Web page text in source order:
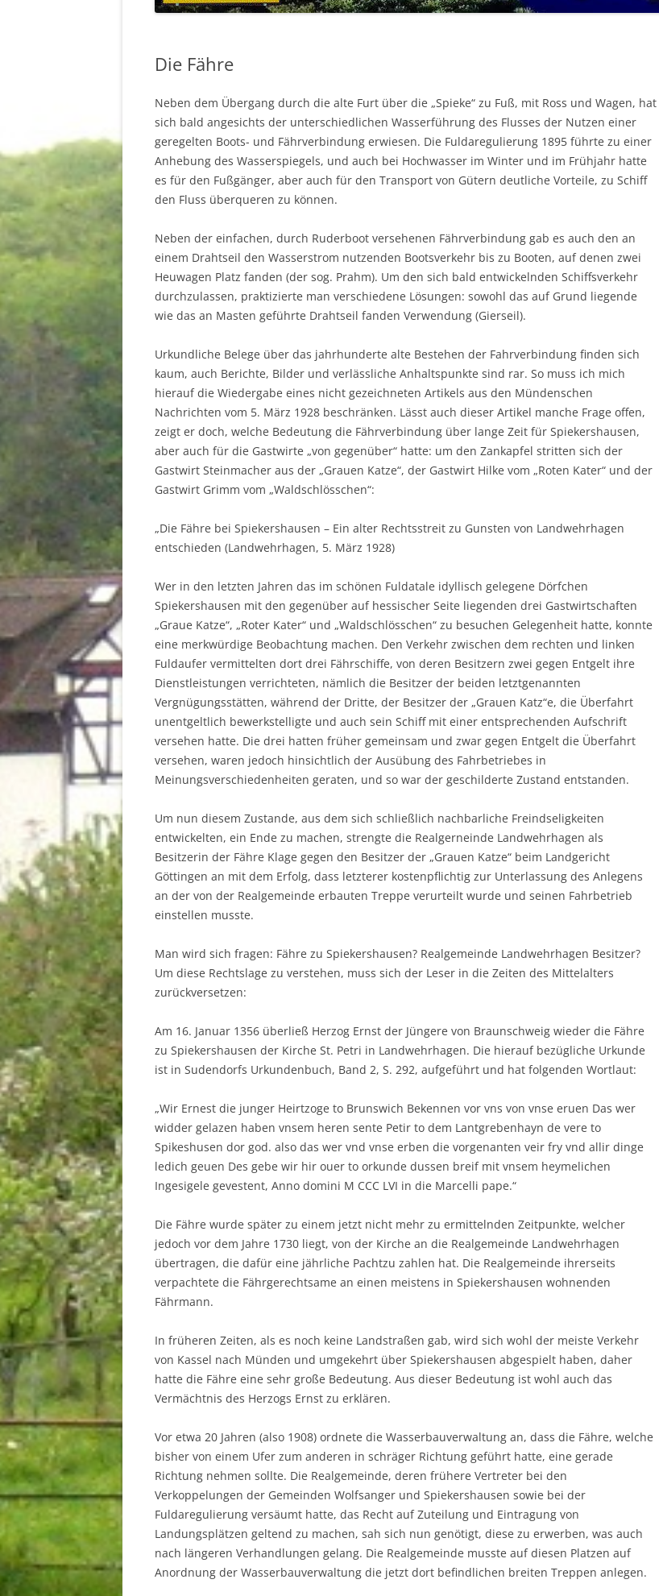
STAUFENBERG
Die Fähre
Neben dem Übergang durch die alte Furt über die „Spieke“ zu Fuß, mit Ross und Wagen, hat
sich bald angesichts der unterschiedlichen Wasserführung des Flusses der Nutzen einer
geregelten Boots- und Fährverbindung erwiesen. Die Fuldaregulierung 1895 führte zu einer
Anhebung des Wasserspiegels, und auch bei Hochwasser im Winter und im Frühjahr hatte
es für den Fußgänger, aber auch für den Transport von Gütern deutliche Vorteile, zu Schiff
den Fluss überqueren zu können.
Neben der einfachen, durch Ruderboot versehenen Fährverbindung gab es auch den an
einem Drahtseil den Wasserstrom nutzenden Bootsverkehr bis zu Booten, auf denen zwei
Heuwagen Platz fanden (der sog. Prahm). Um den sich bald entwickelnden Schiffsverkehr
durchzulassen, praktizierte man verschiedene Lösungen: sowohl das auf Grund liegende
wie das an Masten geführte Drahtseil fanden Verwendung (Gierseil).
Urkundliche Belege über das jahrhunderte alte Bestehen der Fahrverbindung finden sich
kaum, auch Berichte, Bilder und verlässliche Anhaltspunkte sind rar. So muss ich mich
hierauf die Wiedergabe eines nicht gezeichneten Artikels aus den Mündenschen
Nachrichten vom 5. März 1928 beschränken. Lässt auch dieser Artikel manche Frage offen,
zeigt er doch, welche Bedeutung die Fährverbindung über lange Zeit für Spiekershausen,
aber auch für die Gastwirte „von gegenüber“ hatte: um den Zankapfel stritten sich der
Gastwirt Steinmacher aus der „Grauen Katze“, der Gastwirt Hilke vom „Roten Kater“ und der
Gastwirt Grimm vom „Waldschlösschen“:
„Die Fähre bei Spiekershausen – Ein alter Rechtsstreit zu Gunsten von Landwehrhagen
entschieden (Landwehrhagen, 5. März 1928)
Wer in den letzten Jahren das im schönen Fuldatale idyllisch gelegene Dörfchen
Spiekershausen mit den gegenüber auf hessischer Seite liegenden drei Gastwirtschaften
„Graue Katze“, „Roter Kater“ und „Waldschlösschen“ zu besuchen Gelegenheit hatte, konnte
eine merkwürdige Beobachtung machen. Den Verkehr zwischen dem rechten und linken
Fuldaufer vermittelten dort drei Fährschiffe, von deren Besitzern zwei gegen Entgelt ihre
Dienstleistungen verrichteten, nämlich die Besitzer der beiden letztgenannten
Vergnügungsstätten, während der Dritte, der Besitzer der „Grauen Katz“e, die Überfahrt
unentgeltlich bewerkstelligte und auch sein Schiff mit einer entsprechenden Aufschrift
versehen hatte. Die drei hatten früher gemeinsam und zwar gegen Entgelt die Überfahrt
versehen, waren jedoch hinsichtlich der Ausübung des Fahrbetriebes in
Meinungsverschiedenheiten geraten, und so war der geschilderte Zustand entstanden.
Um nun diesem Zustande, aus dem sich schließlich nachbarliche Freindseligkeiten
entwickelten, ein Ende zu machen, strengte die Realgerneinde Landwehrhagen als
Besitzerin der Fähre Klage gegen den Besitzer der „Grauen Katze“ beim Landgericht
Göttingen an mit dem Erfolg, dass letzterer kostenpflichtig zur Unterlassung des Anlegens
an der von der Realgemeinde erbauten Treppe verurteilt wurde und seinen Fahrbetrieb
einstellen musste.
Man wird sich fragen: Fähre zu Spiekershausen? Realgemeinde Landwehrhagen Besitzer?
Um diese Rechtslage zu verstehen, muss sich der Leser in die Zeiten des Mittelalters
zurückversetzen:
Am 16. Januar 1356 überließ Herzog Ernst der Jüngere von Braunschweig wieder die Fähre
zu Spiekershausen der Kirche St. Petri in Landwehrhagen. Die hierauf bezügliche Urkunde
ist in Sudendorfs Urkundenbuch, Band 2, S. 292, aufgeführt und hat folgenden Wortlaut:
„Wir Ernest die junger Heirtzoge to Brunswich Bekennen vor vns von vnse eruen Das wer
widder gelazen haben vnsem heren sente Petir to dem Lantgrebenhayn de vere to
Spikeshusen dor god. also das wer vnd vnse erben die vorgenanten veir fry vnd allir dinge
ledich geuen Des gebe wir hir ouer to orkunde dussen breif mit vnsem heymelichen
Ingesigele gevestent, Anno domini M CCC LVI in die Marcelli pape.“
Die Fähre wurde später zu einem jetzt nicht mehr zu ermittelnden Zeitpunkte, welcher
jedoch vor dem Jahre 1730 liegt, von der Kirche an die Realgemeinde Landwehrhagen
übertragen, die dafür eine jährliche Pachtzu zahlen hat. Die Realgemeinde ihrerseits
verpachtete die Fährgerechtsame an einen meistens in Spiekershausen wohnenden
Fährmann.
In früheren Zeiten, als es noch keine Landstraßen gab, wird sich wohl der meiste Verkehr
von Kassel nach Münden und umgekehrt über Spiekershausen abgespielt haben, daher
hatte die Fähre eine sehr große Bedeutung. Aus dieser Bedeutung ist wohl auch das
Vermächtnis des Herzogs Ernst zu erklären.
Vor etwa 20 Jahren (also 1908) ordnete die Wasserbauverwaltung an, dass die Fähre, welche
bisher von einem Ufer zum anderen in schräger Richtung geführt hatte, eine gerade
Richtung nehmen sollte. Die Realgemeinde, deren frühere Vertreter bei den
Verkoppelungen der Gemeinden Wolfsanger und Spiekershausen sowie bei der
Fuldaregulierung versäumt hatte, das Recht auf Zuteilung und Eintragung von
Landungsplätzen geltend zu machen, sah sich nun genötigt, diese zu erwerben, was auch
nach längeren Verhandlungen gelang. Die Realgemeinde musste auf diesen Platzen auf
Anordnung der Wasserbauverwaltung die jetzt dort befindlichen breiten Treppen anlegen.